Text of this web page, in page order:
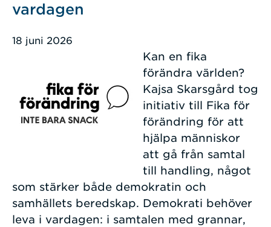
vardagen
18 juni 2026
Kan en fika
förändra världen?
Kajsa Skarsgård tog
initiativ till Fika för
förändring för att
hjälpa människor
att gå från samtal
till handling, något
som stärker både demokratin och
samhällets beredskap. Demokrati behöver
leva i vardagen: i samtalen med grannar,